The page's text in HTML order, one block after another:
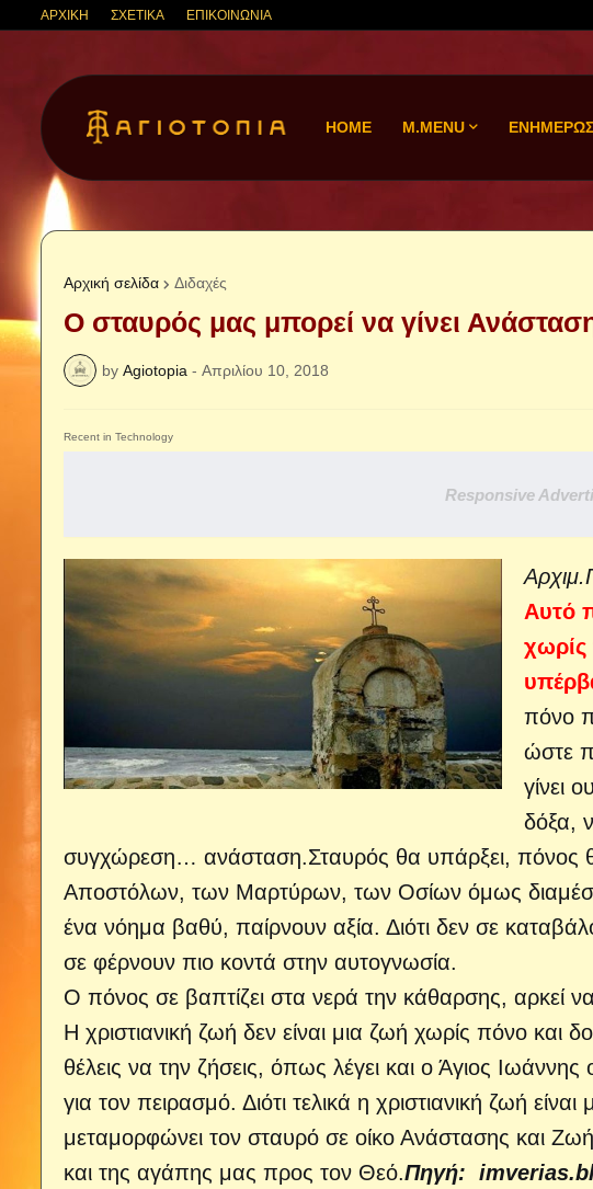
ΑΡΧΙΚΗ ΣΧΕΤΙΚΑ ΕΠΙΚΟΙΝΩΝΙΑ
HOME M.MENU
Αρχική σελίδα Διδαχές
Ο σταυρός μας μπορεί να γίνει
by Agiotopia - Απριλίου 10, 2018
Recent in Technology
Responsive
Αυτό
χωρίς
πόνο
ώστε
γίνει
δόξα,
συγχώρεση… ανάσταση.Σταυρός θα υπάρξει, πόνος
Αποστόλων, των Μαρτύρων, των Οσίων όμως
ένα νόημα βαθύ, παίρνουν αξία. Διότι δεν σε
σε φέρνουν πιο κοντά στην αυτογνωσία.
Ο πόνος σε βαπτίζει στα νερά την κάθαρσης, αρκεί
Η χριστιανική ζωή δεν είναι μια ζωή χωρίς πόνο και
θέλεις να την ζήσεις, όπως λέγει και ο Άγιος
για τον πειρασμό. Διότι τελικά η χριστιανική ζωή
μεταμορφώνει τον σταυρό σε οίκο Ανάστασης και
και της αγάπης μας προς τον Θεό.Πηγή: